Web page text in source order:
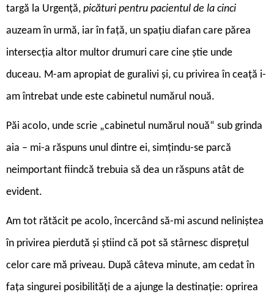
targă la Urgență, picături pentru pacientul de la cinci
auzeam în urmă, iar în față, un spațiu diafan care părea
intersecția altor multor drumuri care cine știe unde
duceau. M-am apropiat de guralivi și, cu privirea în ceață i-
am întrebat unde este cabinetul numărul nouă.
Păi acolo, unde scrie „cabinetul numărul nouă“ sub grinda
aia – mi-a răspuns unul dintre ei, simțindu-se parcă
neimportant fiindcă trebuia să dea un răspuns atât de
evident.
Am tot rătăcit pe acolo, încercând să-mi ascund neliniștea
în privirea pierdută și știind că pot să stârnesc disprețul
celor care mă priveau. După câteva minute, am cedat în
fața singurei posibilități de a ajunge la destinație: oprirea